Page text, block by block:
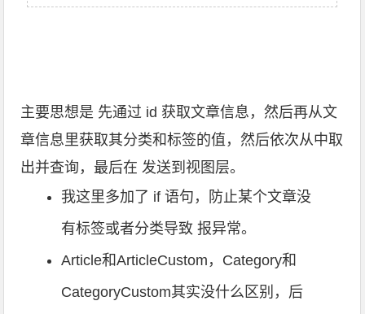
主要思想是 先通过 id 获取文章信息，然后再从文
章信息里获取其分类和标签的值，然后依次从中取
出并查询，最后在 发送到视图层。
我这里多加了 if 语句，防止某个文章没
有标签或者分类导致 报异常。
Article和ArticleCustom，Category和
CategoryCustom其实没什么区别，后